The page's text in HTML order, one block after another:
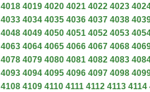
4018 4019 4020 4021 4022 4023
4033 4034 4035 4036 4037 4038
4048 4049 4050 4051 4052 4053
4063 4064 4065 4066 4067 4068
4078 4079 4080 4081 4082 4083
4093 4094 4095 4096 4097 4098
4108 4109 4110 4111 4112 4113 4114